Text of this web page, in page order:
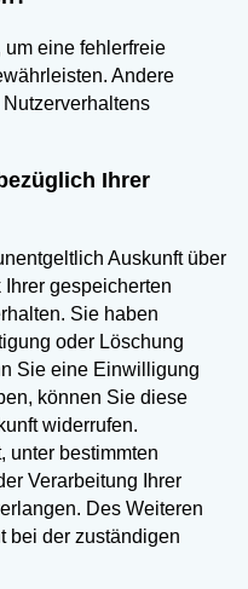
um eine fehlerfreie
Andere
Ihrer
Auskunft über
gespeicherten
Sie haben
oder Löschung
Sie eine Einwilligung
können Sie diese
widerrufen.
unter bestimmten
Verarbeitung Ihrer
Des Weiteren
bei der zuständigen